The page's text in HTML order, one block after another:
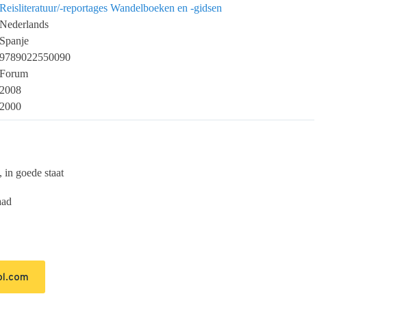
Reisliteratuur/-reportages Wandelboeken en -gidsen
Nederlands
Spanje
9789022550090
Forum
2008
2000
in goede staat